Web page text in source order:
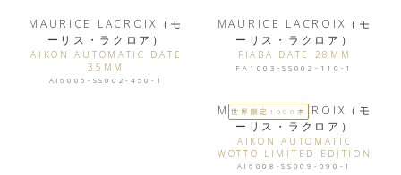
MAURICE LACROIX（モ
ーリス・ラクロア）
AIKON AUTOMATIC DATE
35MM
AI6006-SS002-450-1
MAURICE LACROIX（モ
ーリス・ラクロア）
FIABA DATE 28MM
FA1003-SS002-110-1
世界限定1000本
MAURICE LACROIX（モ
ーリス・ラクロア）
AIKON AUTOMATIC
WOTTO LIMITED EDITION
AI6008-SS009-090-1